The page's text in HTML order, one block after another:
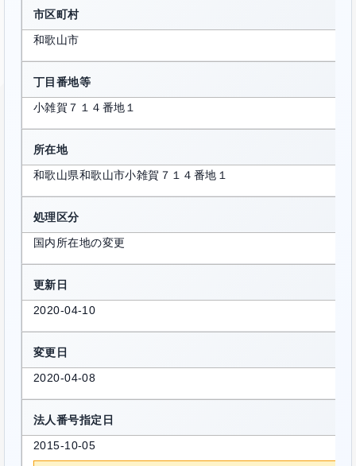
市区町村
和歌山市
丁目番地等
小雑賀７１４番地１
所在地
和歌山県和歌山市小雑賀７１４番地１
処理区分
国内所在地の変更
更新日
2020-04-10
変更日
2020-04-08
法人番号指定日
2015-10-05